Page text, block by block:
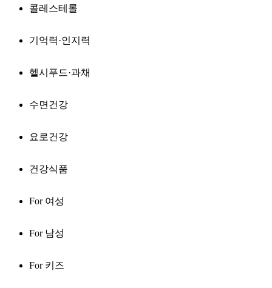
콜레스테롤
기억력·인지력
헬시푸드·과채
수면건강
요로건강
건강식품
For 여성
For 남성
For 키즈